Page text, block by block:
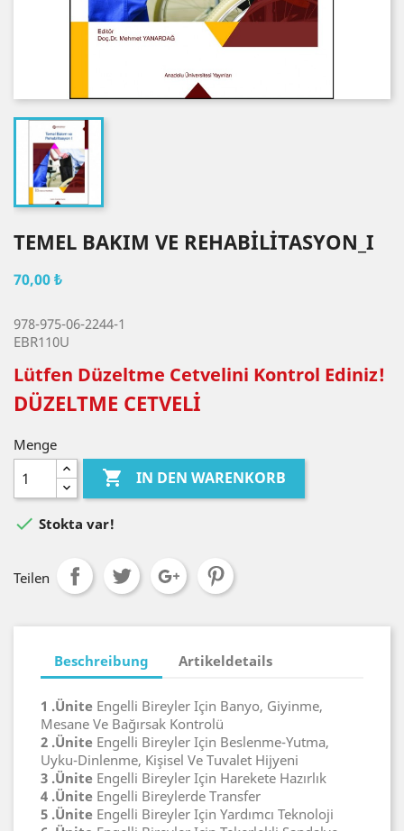
TEMEL BAKIM VE REHABİLİTASYON_I
70,00 ₺
978-975-06-2244-1
EBR110U
Lütfen Düzeltme Cetvelini Kontrol Ediniz!
DÜZELTME CETVELİ
Menge
 IN DEN WARENKORB
 Stokta var!
Teilen
Beschreibung Artikeldetails
1 .Ünite Engelli Bireyler Için Banyo, Giyinme,
Mesane Ve Bağırsak Kontrolü
2 .Ünite Engelli Bireyler Için Beslenme-Yutma,
Uyku-Dinlenme, Kişisel Ve Tuvalet Hijyeni
3 .Ünite Engelli Bireyler Için Harekete Hazırlık
4 .Ünite Engelli Bireylerde Transfer
5 .Ünite Engelli Bireyler Için Yardımcı Teknoloji